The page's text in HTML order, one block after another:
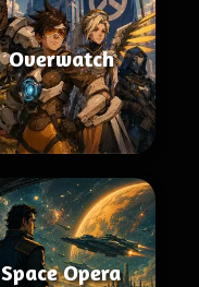
Overwatch
Space Opera